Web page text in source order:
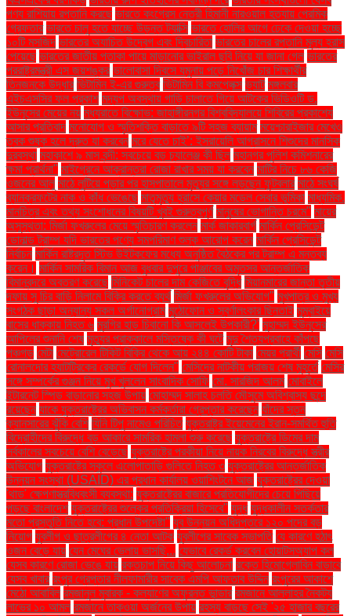
পণ্য রাশিয়ায় রপ্তানি করছে ভারতে কংগ্রেস নেত্রী হিমানী নারওয়াল হত্যায় প্রেমিক
গ্রেফতার ভারতে চালু হতে যাচ্ছে উড়ন্ত ট্যাক্সি ভারতে হোলির আগে ঢেকে দেওয়া হচ্ছে
১০টি মসজিদ ভারতের অযাচিত উদ্বেগ এবং দ্বিচারিতা ভারতের চালের রপ্তানি মূল্য হ্রাস
পেয়েছে ভারতের জাতীয় পতাকা পায়ে মাড়ানোর ভাইরাল ছবি নিয়ে যা জানা গেল ভারতের
পররাষ্ট্রমন্ত্রী এস জয়শঙ্কর ভালোবাসা দিবসে যমুনায় পড়ে নিখোঁজ চার শিক্ষার্থীর
তিনজনকে উদ্ধার ভিটামিন ই-এর গুরুত্ব ভিটামিন বি কমপ্লেক্স ভ্যাট মঙ্গলবার
এইচএসসির ফল প্রকাশ মদ্যপ অবস্থায় গাড়ি চালাতে গিয়ে আটকের ভিডিওটি ড.
ইউনূসের মেয়ের নয় মধ্যরাতে বিক্ষোভ: জাহাঙ্গীরনগর বিশ্ববিদ্যালয়ে শিবিরের প্রকাশ্যে
আসার প্রতিবাদ মনোযোগ ও স্মৃতিশক্তি বাড়াতে ৯টি সহজ ব্যায়াম ময়েশ্চারাইজার মেখেও
ত্বক শুষ্ক হলে দ্রুত যা করবেন মরে যেতে চাই’: ইসরায়েলি আগ্রাসনে শিশুদের মানসিক
দুরবস্থা মহাকাশে ৯ মাস বন্দী: সবচেয়ে বড় চ্যালেঞ্জ কী ছিল মহানগর পুলিশ কমিশনারের
ক্ষমা প্রার্থনা" মাইগ্রেনে আক্রান্তরা রোজা রাখার সময় যা করবেন মাটির নিচে ৮৬ কেজি
ওজনের আলু মাঠে লুটিয়ে পড়ার পর হাসপাতালে মৃত্যুর সঙ্গে লড়ছেন ফুটবলার মাঠে সংঘর্ষ
ব্যানক্রফটের নাক ও কাঁধ ভেঙেছে মাতৃমৃত্যু হ্রাসে কেয়ার মডেল সেবার ভূমিকা মাধ্যমিক.
মানচিত্র এবং তথ্য সংশোধনের বিষয়টি খুবই গুরুত্বপূর্ণ মানুষের ভোগান্তি চরমে" মায়ের
অসুস্থতা: মির্জা ফখরুলের মেয়ে স্মৃতিচারণ করলেন মার্ক জাকারবার্গ মার্কিন প্রেসিডেন্ট
ডোনাল্ড ট্রাম্প যদি ভারতের পণ্যে সমপরিমাণ শুল্ক আরোপ করেন মার্কিন প্রেসিডেন্ট
নির্বাচন মার্কিন রাষ্ট্রদূত স্টিভ উইটকফের মধ্যে অনুষ্ঠিত বৈঠকের পর ট্রাম্প এ মন্তব্য
করেন। মার্কিন সামরিক বিমান আজ বুধবার দুপুরে পাঞ্জাবের অমৃতসর আন্তর্জাতিক
বিমানবন্দরে অবতরণ করেছে মিনিকেট চালের দাম কেজিতে বৃদ্ধি মিয়ানমারের জান্তা তৃতীয়
দফায় সু চির বাড়ি নিলামে বিক্রি করতে ব্যর্থ মির্জা ফখরুলের অভিযোগ" মুখপাত্র ও মুখ্য
সংগঠক ছাড়া অন্যান্য সকল অর্গানোগ্রাম মুঠোফোন ও স্বর্ণালংকার ছিনতাই মুম্বাইয়ে
বাসের ধাক্কায় নিহত ৬ মুরগির হাড় চিবানো কি আসলেই উপকারী?' মুহাম্মদ ইউনূসের
আপিলের শুনানি শেষ মৃত্যুর প্রাক্কালে মস্তিষ্কে কী ঘটে মৃদু শৈত্যপ্রবাহে কাঁপছে
পঞ্চগড় মেটা মেট্রোরেল টিকিট বিক্রি থেকে আয় ২৪৪ কোটি টাকা মেয়র প্রার্থী মেসি মেসি
রোনালদোর হ্যাটট্রিকের রেকর্ডে যোগ দিলেন" মেসিদের নাটকীয় পরাজয় শেষ মুহূর্তে মেসির
সঙ্গে সম্পর্কের গুঞ্জন নিয়ে মুখ খুললেন সাংবাদিক সোফি মো. সারজিদ আলম মোবাইলে
ইন্টারনেট স্পিড বাড়ানোর সহজ উপায় মোহাম্মদ সালাহ চলতি মৌসুমে অবিশ্বাস্য ছন্দে
রয়েছেন যাকে যুক্তরাষ্ট্রের অভিবাসন কর্মকর্তারা গ্রেপ্তার করেছেন যাঁদের স্তন
ক্যানসারের ঝুঁকি বেশি যিনি টিপু নামেও পরিচিত যুক্তরাষ্ট্র ইয়েমেনের ইরান-সমর্থিত হুতি
বিদ্রোহীদের বিরুদ্ধে বড় আকারে সামরিক হামলা শুরু করেছে যুক্তরাষ্ট্রে ডিমের দাম
সর্বকালের সবচেয়ে বেশি বেড়েছে যুক্তরাষ্ট্রে পরকীয়া নিয়ে নায়ক নিরবের বিরুদ্ধে স্ত্রীর
অভিযোগ যুক্তরাষ্ট্রে স্কুলে এলোপাতাড়ি গুলিতে নিহত ৩ যুক্তরাষ্ট্রের আন্তর্জাতিক
উন্নয়ন সংস্থা (USAID) এর প্রধান কার্যালয় ওয়াশিংটনে আজ যুক্তরাষ্ট্রের দেওয়া
'থাড' ক্ষেপণাস্ত্রবিধ্বংসী ব্যবস্থা: যুক্তরাষ্ট্রের বাজারে প্রতিযোগীদের চেয়ে পিছিয়ে
পড়ছে বাংলাদেশ যুক্তরাষ্ট্রের শুল্কের প্রতিক্রিয়া হিসেবে" যুদ্ধ যুদ্ধকালীন সতর্কতার
মতো প্রস্তুতি নিতে হবে: প্রধান উপদেষ্টা" যুব উন্নয়ন অধিদপ্তরে ১২০ পদের বড়
নিয়োগ যুবলীগ ও ছাত্রলীগের ৪ নেতা আটক যুবলীগের সাবেক সভাপতি যে কারণে হঠাৎ
ওজন বেড়ে যায় যেন মেঘের ভেলায় ভাসছি... যেভাবে রেকর্ড করবেন হোয়াটসঅ্যাপ কল
যেসব কারণে রোজা ভেঙে যায় রক্তচাপ নিয়ে কিছু আলোচনা রক্তে হিমোগ্লোবিন বাড়াবে
যেসব খাবার রংপুর গ্রেপ্তার নীলফামারীর সাবেক এমপি আফতাব উদ্দিন রংপুরের আকাশে
মেঠো আবাবিল রমজানুল মুবারক - কল্যাণের অফুরন্ত ভান্ডার রমজানে আল্লাহর নৈকট্য
লাভের ১০ আমল রমজানে তাকওয়া অর্জনের উপায় রহস্য বাড়ছে সেই '২৫ হাজার বছরের